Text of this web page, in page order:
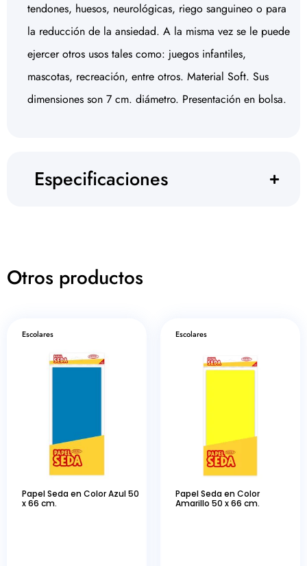
tendones, huesos, neurológicas, riego sanguineo o para
la reducción de la ansiedad. A la misma vez se le puede
ejercer otros usos tales como: juegos infantiles,
mascotas, recreación, entre otros. Material Soft. Sus
dimensiones son 7 cm. diámetro. Presentación en bolsa.
Especificaciones
Otros productos
Escolares
Papel Seda en Color Azul 50
x 66 cm.
Escolares
Papel Seda en Color
Amarillo 50 x 66 cm.